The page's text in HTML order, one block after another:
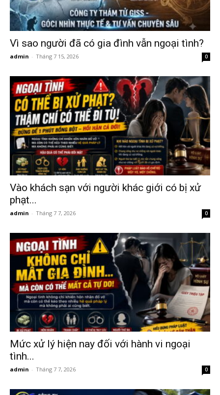
Hải
phòng,
tham
phong,
van
phong
tham
Vì sao người đã có gia đình vẫn ngoại tình?
admin - Tháng 7 15, 2026 0
Vào khách sạn với người khác giới có bị xử
phạt...
admin - Tháng 7 7, 2026 0
Mức xử lý hiện nay đối với hành vi ngoại
tình...
admin - Tháng 7 7, 2026 0